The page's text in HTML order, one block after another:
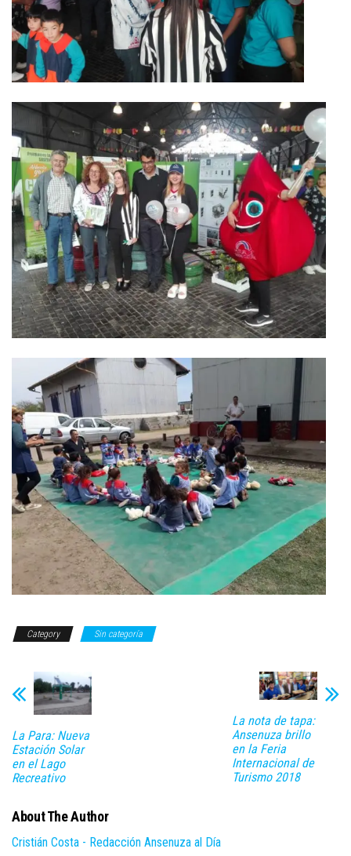
Category Sin categoría
La Para: Nueva
Estación Solar
en el Lago
Recreativo
La nota de tapa:
Ansenuza brillo
en la Feria
Internacional de
Turismo 2018
About The Author
Cristián Costa - Redacción Ansenuza al Día